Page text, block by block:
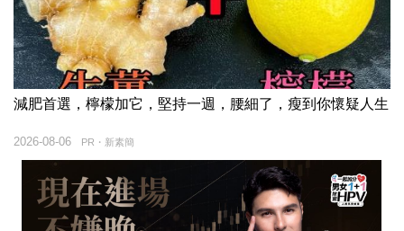
減肥首選，檸檬加它，堅持一週，腰細了，瘦到你懷疑人生
PR・新素簡
2026-08-06